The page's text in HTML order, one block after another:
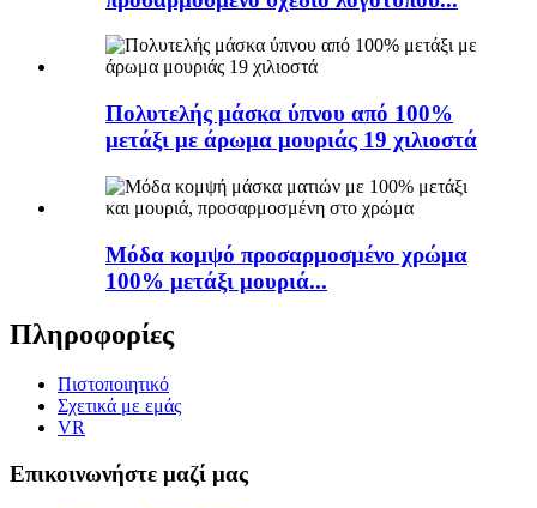
Πολυτελής μάσκα ύπνου από 100%
μετάξι με άρωμα μουριάς 19 χιλιοστά
Μόδα κομψό προσαρμοσμένο χρώμα
100% μετάξι μουριά...
Πληροφορίες
Πιστοποιητικό
Σχετικά με εμάς
VR
Επικοινωνήστε μαζί μας